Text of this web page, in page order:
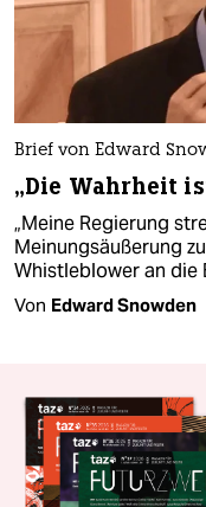
Brief von Edward
„Die Wahrheit
„Meine Regierung
Meinungsäußerung
Whistleblower an die
Von Edward Snowden